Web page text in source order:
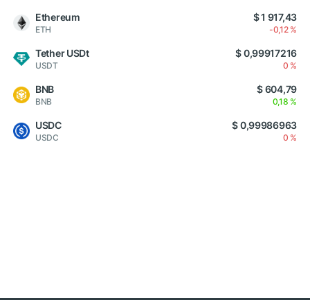
Ethereum
ETH
$ 1 917,43
-0,12 %
Tether USDt
USDT
$ 0,99917216
0 %
BNB
BNB
$ 604,79
0,18 %
USDC
USDC
$ 0,99986963
0 %